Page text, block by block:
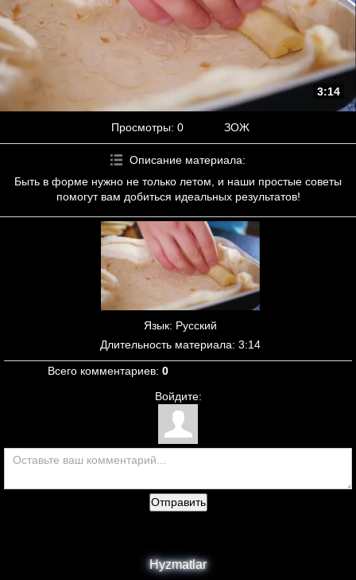
3:14
Просмотры: 0 ЗОЖ
Описание материала:
Быть в форме нужно не только летом, и наши простые советы
помогут вам добиться идеальных результатов!
Язык: Русский
Длительность материала: 3:14
Всего комментариев: 0
Войдите:
Отправить
Hyzmatlar